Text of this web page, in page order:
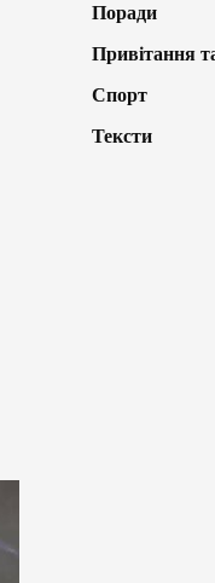
Поради
Привітання
Спорт
Тексти